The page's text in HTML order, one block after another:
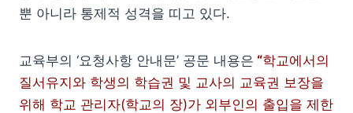
뿐 아니라 통제적 성격을 띠고 있다.
교육부의 ‘요청사항 안내문’ 공문 내용은 “학교에서의
질서유지와 학생의 학습권 및 교사의 교육권 보장을
위해 학교 관리자(학교의 장)가 외부인의 출입을 제한